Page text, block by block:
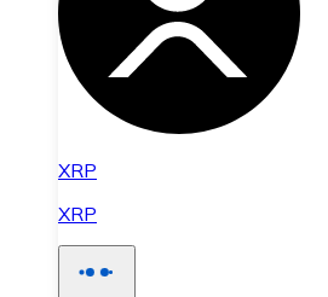
XRP
XRP